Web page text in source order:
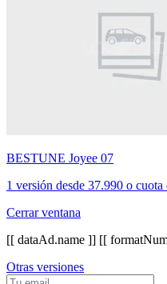
BESTUNE Joyee 07
1 versión desde 37.990 o cuota
Cerrar ventana
[[ dataAd.name ]] [[
Otras versiones